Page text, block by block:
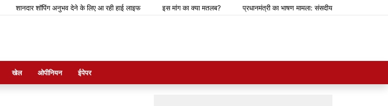
शानदार शॉपिंग अनुभव देने के लिए आ रही हाई लाइफ इस मांग का क्या मतलब? प्रधानमंत्री का भाषण मामला: संसदीय समिति ने ज़करबर्ग को माफ़ी
खेल ओपीनियन ईपेपर